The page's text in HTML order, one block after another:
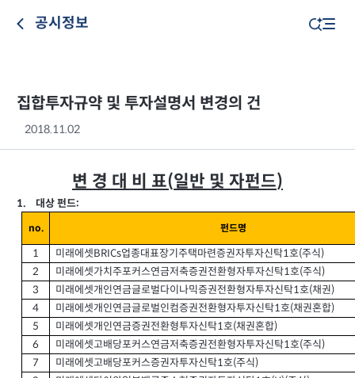
공시정보
집합투자규약 및 투자설명서 변경의 건
2018.11.02
변 경 대 비 표(일반 및 자펀드)
1. 대상 펀드:
no. 펀드명
1 미래에셋BRICs업종대표장기주택마련증권자투자신탁1호(주식)
2
미래에셋가치주포커스연금저축증권전환형자투자신탁1호(주식)
3
미래에셋개인연금글로벌다이나믹증권전환형자투자신탁1호(채권)
4
미래에셋개인연금글로벌인컴증권전환형자투자신탁1호(채권혼합)
5
미래에셋개인연금증권전환형투자신탁1호(채권혼합)
6
미래에셋고배당포커스연금저축증권전환형자투자신탁1호(주식)
7
미래에셋고배당포커스증권자투자신탁1호(주식)